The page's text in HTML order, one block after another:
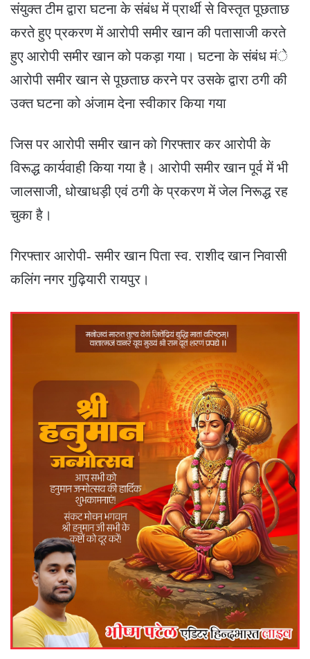
संयुक्त टीम द्वारा घटना के संबंध में प्रार्थी से विस्तृत पूछताछ
करते हुए प्रकरण में आरोपी समीर खान की पतासाजी करते
हुए आरोपी समीर खान को पकड़ा गया। घटना के संबंध मंे
आरोपी समीर खान से पूछताछ करने पर उसके द्वारा ठगी की
उक्त घटना को अंजाम देना स्वीकार किया गया
जिस पर आरोपी समीर खान को गिरफ्तार कर आरोपी के
विरूद्ध कार्यवाही किया गया है। आरोपी समीर खान पूर्व में भी
जालसाजी, धोखाधड़ी एवं ठगी के प्रकरण में जेल निरूद्ध रह
चुका है।
गिरफ्तार आरोपी- समीर खान पिता स्व. राशीद खान निवासी
कलिंग नगर गुढ़ियारी रायपुर।